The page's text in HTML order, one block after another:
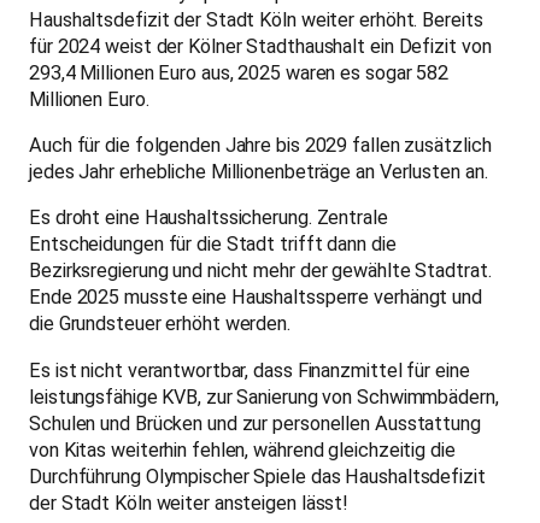
Haushaltsdefizit der Stadt Köln weiter erhöht. Bereits
für 2024 weist der Kölner Stadthaushalt ein Defizit von
293,4 Millionen Euro aus, 2025 waren es sogar 582
Millionen Euro.
Auch für die folgenden Jahre bis 2029 fallen zusätzlich
jedes Jahr erhebliche Millionenbeträge an Verlusten an.
Es droht eine Haushaltssicherung. Zentrale
Entscheidungen für die Stadt trifft dann die
Bezirksregierung und nicht mehr der gewählte Stadtrat.
Ende 2025 musste eine Haushaltssperre verhängt und
die Grundsteuer erhöht werden.
Es ist nicht verantwortbar, dass Finanzmittel für eine
leistungsfähige KVB, zur Sanierung von Schwimmbädern,
Schulen und Brücken und zur personellen Ausstattung
von Kitas weiterhin fehlen, während gleichzeitig die
Durchführung Olympischer Spiele das Haushaltsdefizit
der Stadt Köln weiter ansteigen lässt!